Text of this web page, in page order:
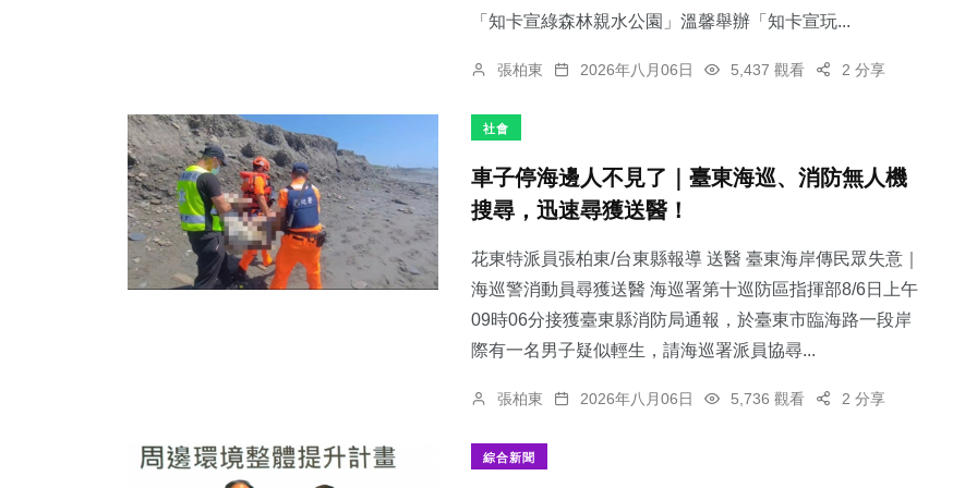
「知卡宣綠森林親水公園」溫馨舉辦「知卡宣玩...
張柏東 2026年八月06日 5,437 觀看 2 分享
社會
車子停海邊人不見了｜臺東海巡、消防無人機
搜尋，迅速尋獲送醫！
花東特派員張柏東/台東縣報導 送醫 臺東海岸傳民眾失意｜
海巡警消動員尋獲送醫 海巡署第十巡防區指揮部8/6日上午
09時06分接獲臺東縣消防局通報，於臺東市臨海路一段岸
際有一名男子疑似輕生，請海巡署派員協尋...
張柏東 2026年八月06日 5,736 觀看 2 分享
綜合新聞